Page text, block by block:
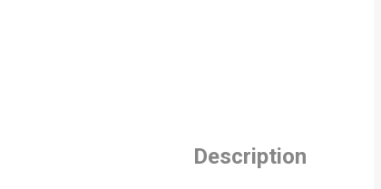
Description